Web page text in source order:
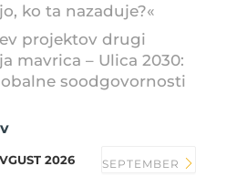
ko ta nazaduje?«
projektov drugi
mavrica – Ulica 2030:
soodgovornosti
2026 SEPTEMBER